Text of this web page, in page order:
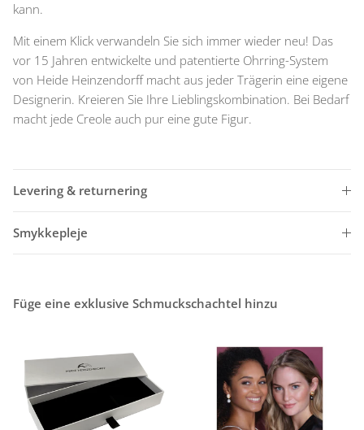
kann.
Mit einem Klick verwandeln Sie sich immer wieder neu! Das
vor 15 Jahren entwickelte und patentierte Ohrring-System
von Heide Heinzendorff macht aus jeder Trägerin eine eigene
Designerin. Kreieren Sie Ihre Lieblingskombination. Bei Bedarf
macht jede Creole auch pur eine gute Figur.
Levering & returnering
Smykkepleje
Füge eine exklusive Schmuckschachtel hinzu